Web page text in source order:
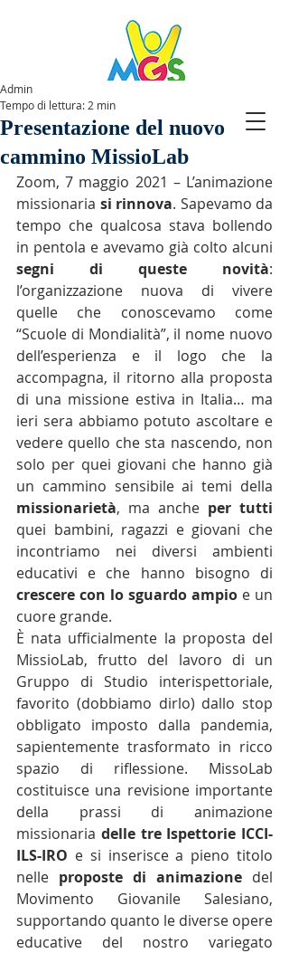
SPAZIOMGS
Presentazione del nuovo
cammino MissioLab
Admin
Tempo di lettura: 2 min
Zoom, 7 maggio 2021 – L’animazione
missionaria si rinnova. Sapevamo da
tempo che qualcosa stava bollendo
segni di queste novità:
l’organizzazione nuova di vivere
quelle che conoscevamo come
“Scuole di Mondialità”, il nome nuovo
dell’esperienza e il logo che la
accompagna, il ritorno alla proposta
di una missione estiva in Italia… ma
ieri sera abbiamo potuto ascoltare e
vedere quello che sta nascendo, non
solo per quei giovani che hanno già
missionarietà, ma anche per tutti
quei bambini, ragazzi e giovani che
incontriamo nei diversi ambienti
crescere con lo sguardo ampio e un
cuore grande.
È nata ufficialmente la proposta del
MissioLab, frutto del lavoro di un
Gruppo di Studio interispettoriale,
favorito (dobbiamo dirlo) dallo stop
obbligato imposto dalla pandemia,
sapientemente trasformato in ricco
spazio di riflessione. MissoLab
costituisce una revisione importante
della prassi di animazione
missionaria delle tre Ispettorie ICCI-
ILS-IRO e si inserisce a pieno titolo
nelle proposte di animazione del
Movimento Giovanile Salesiano,
supportando quanto le diverse opere
educative del nostro variegato